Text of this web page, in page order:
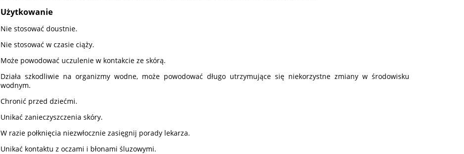
Użytkowanie
Nie stosować doustnie.
Nie stosować w czasie ciąży.
Może powodować uczulenie w kontakcie ze skórą.
Działa szkodliwie na organizmy wodne, może powodować długo utrzymujące się niekorzystne zmiany w środowisku
wodnym.
Chronić przed dziećmi.
Unikać zanieczyszczenia skóry.
W razie połknięcia niezwłocznie zasięgnij porady lekarza.
Unikać kontaktu z oczami i błonami śluzowymi.